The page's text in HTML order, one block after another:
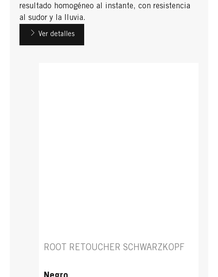
resultado homogéneo al instante, con resistencia
al sudor y la lluvia.
Ver detalles
ROOT RETOUCHER SCHWARZKOPF